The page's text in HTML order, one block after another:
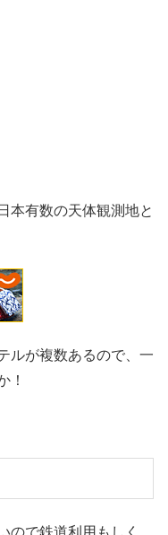
本有数の天体観測地と
ルが複数あるので、一
！
ので鉄道利用もしく